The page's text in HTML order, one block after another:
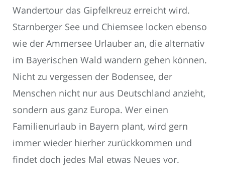
Wandertour das Gipfelkreuz erreicht wird.
Starnberger See und Chiemsee locken ebenso
wie der Ammersee Urlauber an, die alternativ
im Bayerischen Wald wandern gehen können.
Nicht zu vergessen der Bodensee, der
Menschen nicht nur aus Deutschland anzieht,
sondern aus ganz Europa. Wer einen
Familienurlaub in Bayern plant, wird gern
immer wieder hierher zurückkommen und
findet doch jedes Mal etwas Neues vor.